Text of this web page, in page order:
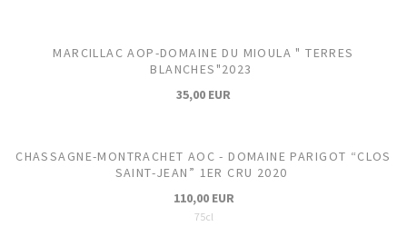
MARCILLAC AOP-DOMAINE DU MIOULA " TERRES
BLANCHES"2023
35,00 EUR
CHASSAGNE-MONTRACHET AOC - DOMAINE PARIGOT “CLOS
SAINT-JEAN” 1ER CRU 2020
110,00 EUR
75cl